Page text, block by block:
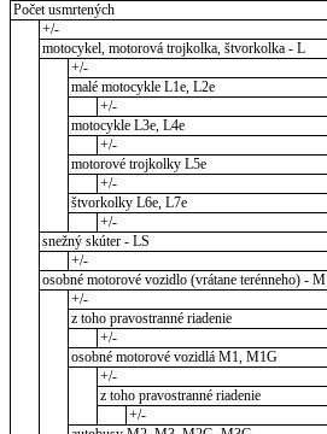
Počet usmrtených
+/-
motocykel, motorová trojkolka, štvorkolka - L
+/-
malé motocykle L1e, L2e
+/-
motocykle L3e, L4e
+/-
motorové trojkolky L5e
+/-
štvorkolky L6e, L7e
+/-
snežný skúter - LS
+/-
osobné motorové vozidlo (vrátane terénneho) - M
+/-
z toho pravostranné riadenie
+/-
osobné motorové vozidlá M1, M1G
+/-
z toho pravostranné riadenie
+/-